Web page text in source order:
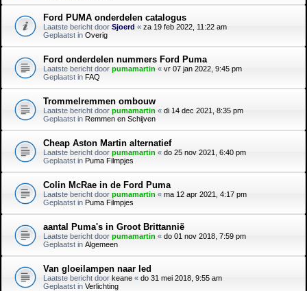
Ford PUMA onderdelen catalogus
Laatste bericht door Sjoerd « za 19 feb 2022, 11:22 am
Geplaatst in Overig
Ford onderdelen nummers Ford Puma
Laatste bericht door pumamartin « vr 07 jan 2022, 9:45 pm
Geplaatst in FAQ
Trommelremmen ombouw
Laatste bericht door pumamartin « di 14 dec 2021, 8:35 pm
Geplaatst in Remmen en Schijven
Cheap Aston Martin alternatief
Laatste bericht door pumamartin « do 25 nov 2021, 6:40 pm
Geplaatst in Puma Filmpjes
Colin McRae in de Ford Puma
Laatste bericht door pumamartin « ma 12 apr 2021, 4:17 pm
Geplaatst in Puma Filmpjes
aantal Puma's in Groot Brittannië
Laatste bericht door pumamartin « do 01 nov 2018, 7:59 pm
Geplaatst in Algemeen
Van gloeilampen naar led
Laatste bericht door keane « do 31 mei 2018, 9:55 am
Geplaatst in Verlichting